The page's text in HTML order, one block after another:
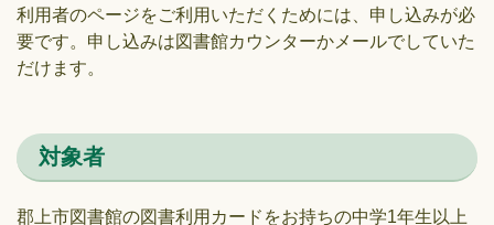
利用者のページをご利用いただくためには、申し込みが必
要です。申し込みは図書館カウンターかメールでしていた
だけます。
対象者
郡上市図書館の図書利用カードをお持ちの中学1年生以上